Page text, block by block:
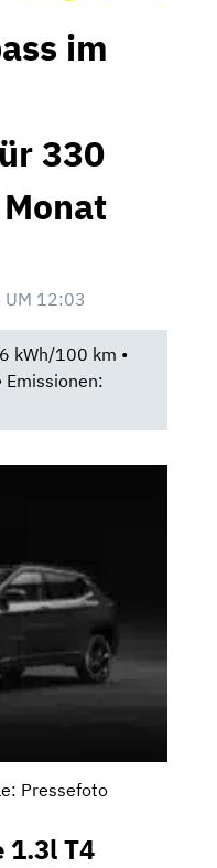
im
330
UM 12:03
kWh/100 km •
Pressefoto
1.3l T4